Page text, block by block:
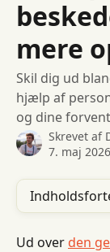
mere
Skil dig ud
hjælp af
og dine
Skrevet af
7. maj 2026
Ud over den